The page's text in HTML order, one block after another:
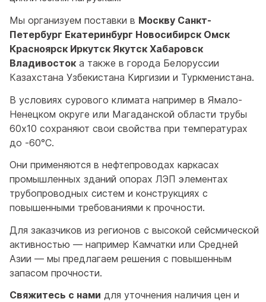
Мы организуем поставки в Москву Санкт-
Петербург Екатеринбург Новосибирск Омск
Красноярск Иркутск Якутск Хабаровск
Владивосток а также в города Белоруссии
Казахстана Узбекистана Киргизии и Туркменистана.
В условиях сурового климата например в Ямало-
Ненецком округе или Магаданской области трубы
60x10 сохраняют свои свойства при температурах
до -60°C.
Они применяются в нефтепроводах каркасах
промышленных зданий опорах ЛЭП элементах
трубопроводных систем и конструкциях с
повышенными требованиями к прочности.
Для заказчиков из регионов с высокой сейсмической
активностью — например Камчатки или Средней
Азии — мы предлагаем решения с повышенным
запасом прочности.
Свяжитесь с нами для уточнения наличия цен и